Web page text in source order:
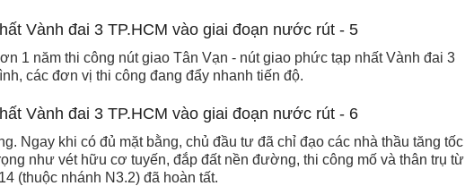
1 năm thi công nút giao Tân Vạn - nút giao phức tạp nhất Vành đai 3
các đơn vị thi công đang đẩy nhanh tiến độ.
Ngay khi có đủ mặt bằng, chủ đầu tư đã chỉ đạo các nhà thầu tăng tốc
như vét hữu cơ tuyến, đắp đất nền đường, thi công mố và thân trụ từ
(thuộc nhánh N3.2) đã hoàn tất.